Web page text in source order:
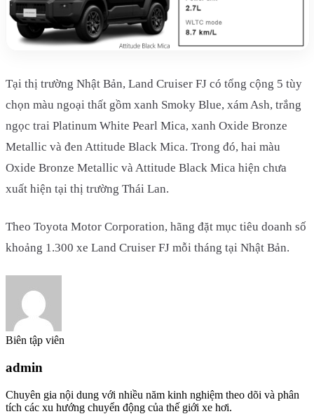
Tại thị trường Nhật Bản, Land Cruiser FJ có tổng cộng 5 tùy
chọn màu ngoại thất gồm xanh Smoky Blue, xám Ash, trắng
ngọc trai Platinum White Pearl Mica, xanh Oxide Bronze
Metallic và đen Attitude Black Mica. Trong đó, hai màu
Oxide Bronze Metallic và Attitude Black Mica hiện chưa
xuất hiện tại thị trường Thái Lan.
Theo Toyota Motor Corporation, hãng đặt mục tiêu doanh số
khoảng 1.300 xe Land Cruiser FJ mỗi tháng tại Nhật Bản.
Biên tập viên
admin
Chuyên gia nội dung với nhiều năm kinh nghiệm theo dõi và phân
tích các xu hướng chuyển động của thế giới xe hơi.